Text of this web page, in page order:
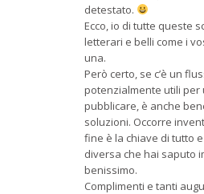
detestato.
Ecco, io di tutte queste
letterari e belli come i
una.
Però certo, se c’è un
potenzialmente utili per
pubblicare, è anche
soluzioni. Occorre
fine è la chiave di tutto
diversa che hai saputo
benissimo.
Complimenti e tanti